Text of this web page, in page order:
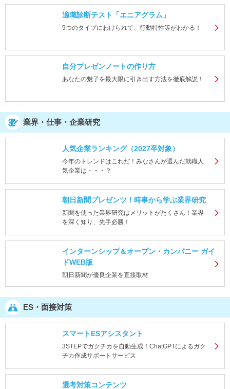
適職診断テスト「エニアグラム」
9つのタイプにわけられて、行動特性等がわかる！
自分プレゼンノートの作り方
あなたの魅了を最大限に引き出す方法を徹底解説！
業界・仕事・企業研究
人気企業ランキング（2027卒対象）
今年のトレンドはこれだ！みなさんが選んだ就職人
気企業は・・・？
朝日新聞プレゼンツ！時事から学ぶ業界研究
新聞を使った業界研究はメリットがたくさん！業界
を深く知り、先手必勝！
インターンシップ＆オープン・カンパニー ガイ
ドWEB版
朝日新聞が優良企業を直接取材
ES・面接対策
スマートESアシスタント
3STEPでガクチカを自動生成！ChatGPTによるガク
チカ作成サポートサービス
選考対策コンテンツ